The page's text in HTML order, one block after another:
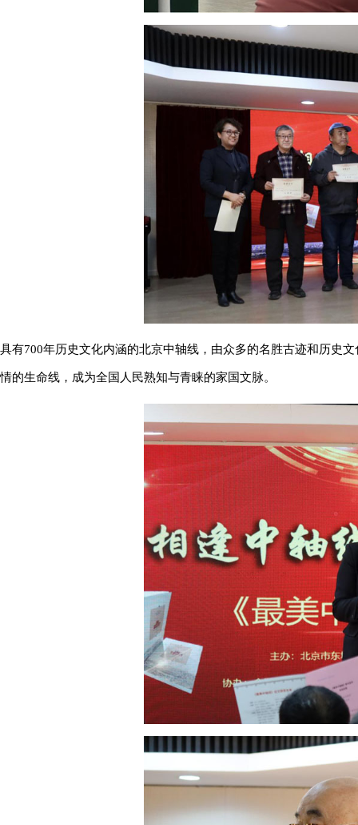
具有700年历史文化内涵的北京中轴线，由众多的名胜古迹和历史
情的生命线，成为全国人民熟知与青睐的家国文脉。